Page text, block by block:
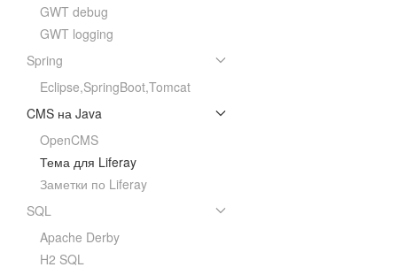
GWT debug
GWT logging
Spring
Eclipse,SpringBoot,Tomcat
CMS на Java
OpenCMS
Тема для Liferay
Заметки по Liferay
SQL
Apache Derby
H2 SQL